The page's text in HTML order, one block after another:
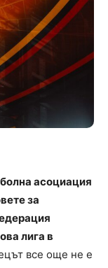
асоциация
за
лига в
все още не е